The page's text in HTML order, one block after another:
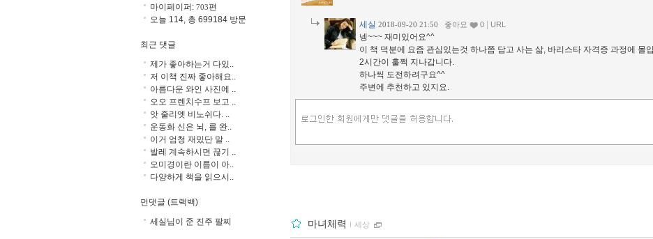
세실 2018-09-20 21:50 좋아요 0 URL
넹~~~ 재미있어요^^
이 책 덕분에 요즘 관심있는것 하나쯤 담고 사는 삶, 바리스타 자격증 과정에 몰
2시간이 훌쩍 지나갑니다.
하나씩 도전하려구요^^
주변에 추천하고 있지요.
마녀체력 ｌ 세상
마이페이퍼: 703편
오늘 114, 총 699184 방문
최근 댓글
제가 좋아하는거 다있..
저 이책 진짜 좋아해요..
아름다운 와인 사진에 ..
오오 프렌치수프 보고 ..
앗 줄리엣 비노쉬다. ..
운동화 신은 뇌, 를 완..
이거 엄청 재밌단 말 ..
발레 계속하시면 끊기 ..
오미경이란 이름이 아..
다양하게 책을 읽으시..
먼댓글 (트랙백)
세실님이 준 진주 팔찌